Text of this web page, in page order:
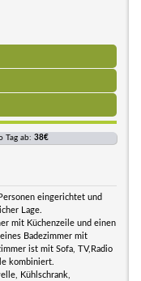
Tag ab: 38€
eingerichtet und
Lage.
mit Küchenzeile und einen
Badezimmer mit
ist mit Sofa, TV,Radio
kombiniert.
Kühlschrank,